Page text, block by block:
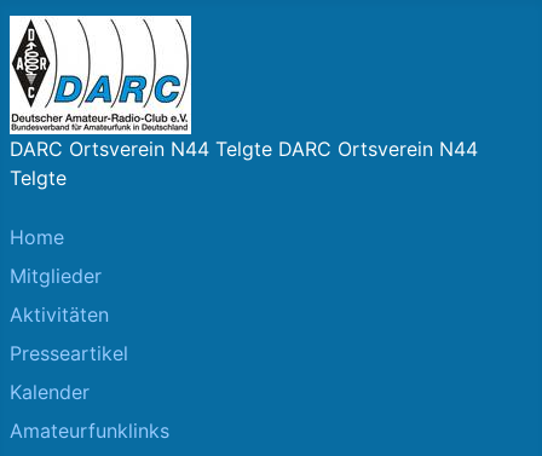
DARC Ortsverein N44 Telgte DARC Ortsverein N44
Telgte
Home
Mitglieder
Aktivitäten
Presseartikel
Kalender
Amateurfunklinks